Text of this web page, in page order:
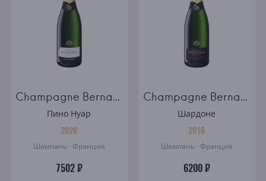
Champagne Bernard Remy Carte Blanche brut
Пино Нуар
2020
Шампань · Франция
7502 ₽
Champagne Bernard Remy Millesime brut
Шардоне
2016
Шампань · Франция
6200 ₽